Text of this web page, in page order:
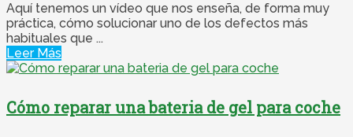
Aquí tenemos un vídeo que nos enseña, de forma muy
práctica, cómo solucionar uno de los defectos más
habituales que ...
Leer Más
Cómo reparar una bateria de gel para coche